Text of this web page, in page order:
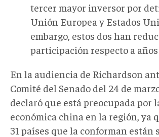
tercer mayor inversor por
Unión Europea y Estados
embargo, estos dos han
participación respecto a
En la audiencia de Richardson
Comité del Senado del 24 de
declaró que está preocupada por
económica china en la región, ya
31 países que la conforman están